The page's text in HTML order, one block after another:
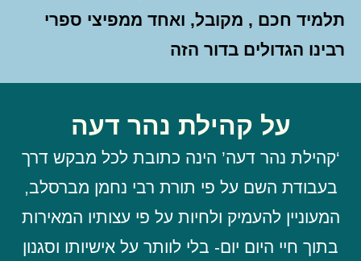
תלמיד חכם , מקובל, ואחד ממפיצי ספרי
רבינו הגדולים בדור הזה
על קהילת נהר דעה
‘קהילת נהר דעה’ הינה כתובת לכל מבקש דרך
בעבודת השם על פי תורת רבי נחמן מברסלב,
המעוניין להעמיק ולחיות על פי עצותיו המאירות
בתוך חיי היום יום- בלי לוותר על אישיותו וסגנון